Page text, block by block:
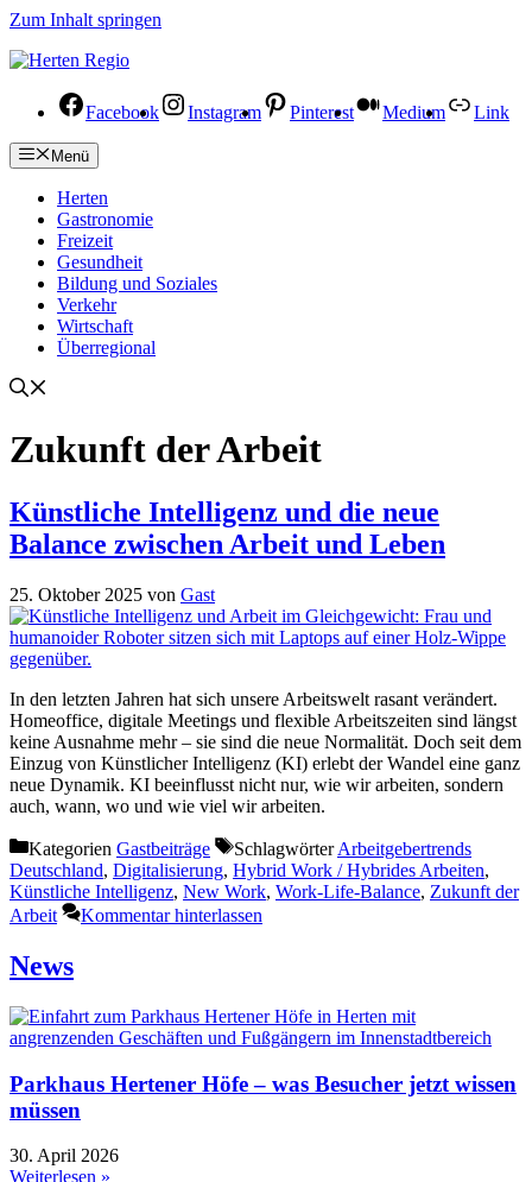
Zum Inhalt springen
Facebook Instagram Pinterest Medium Link
Menü
Herten
Gastronomie
Freizeit
Gesundheit
Bildung und Soziales
Verkehr
Wirtschaft
Überregional
Zukunft der Arbeit
Künstliche Intelligenz und die neue
Balance zwischen Arbeit und Leben
25. Oktober 2025 von Gast
In den letzten Jahren hat sich unsere Arbeitswelt rasant verändert.
Homeoffice, digitale Meetings und flexible Arbeitszeiten sind längst
keine Ausnahme mehr – sie sind die neue Normalität. Doch seit dem
Einzug von Künstlicher Intelligenz (KI) erlebt der Wandel eine ganz
neue Dynamik. KI beeinflusst nicht nur, wie wir arbeiten, sondern
auch, wann, wo und wie viel wir arbeiten.
Kategorien Gastbeiträge SchlagwörterArbeitgebertrends
Deutschland, Digitalisierung, Hybrid Work / Hybrides Arbeiten,
Künstliche Intelligenz, New Work, Work-Life-Balance, Zukunft der
Arbeit
Kommentar hinterlassen
News
Parkhaus Hertener Höfe – was Besucher jetzt wissen
müssen
30. April 2026
Weiterlesen »